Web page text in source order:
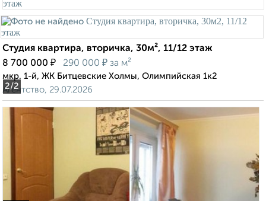
2/2
Студия квартира, вторичка, 30м², 11/12 этаж
8 700 000 ₽ 290 000 ₽ за м²
мкр. 1-й, ЖК Битцевские Холмы, Олимпийская 1к2
Агентство, 29.07.2026